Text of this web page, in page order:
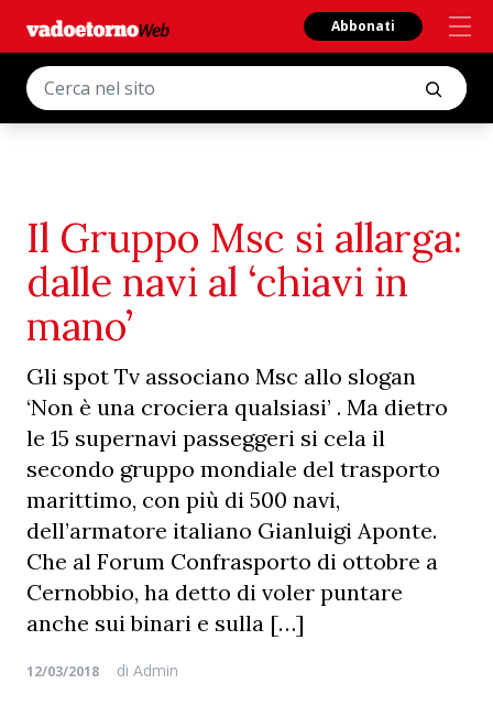
Abbonati
Il Gruppo Msc si allarga:
dalle navi al ‘chiavi in
mano’
Gli spot Tv associano Msc allo slogan
‘Non è una crociera qualsiasi’ . Ma dietro
le 15 supernavi passeggeri si cela il
secondo gruppo mondiale del trasporto
marittimo, con più di 500 navi,
dell’armatore italiano Gianluigi Aponte.
Che al Forum Confrasporto di ottobre a
Cernobbio, ha detto di voler puntare
anche sui binari e sulla […]
12/03/2018 di Admin